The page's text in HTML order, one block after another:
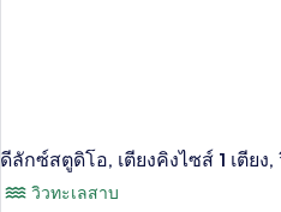
ดีลักซ์สตูดิโอ, เตียงคิงไซส์ 1 เตียง,
วิวทะเลสาบ